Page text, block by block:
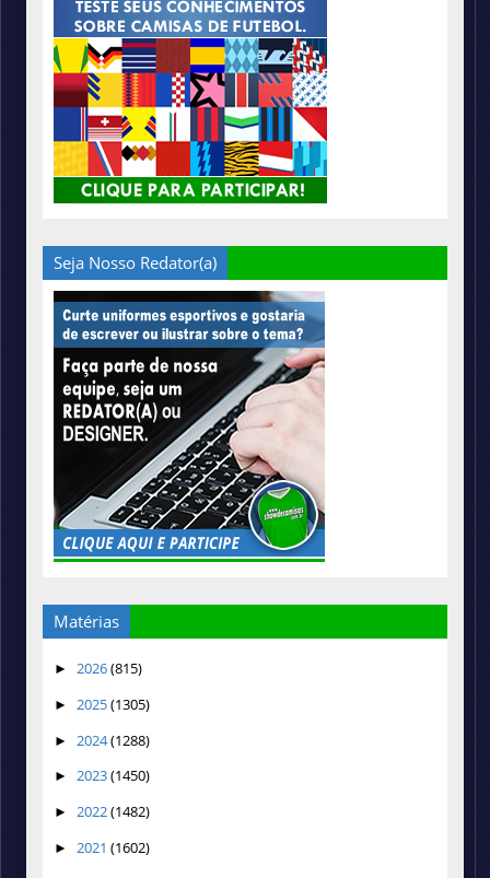
Seja Nosso Redator(a)
Matérias
► 2026(815)
► 2025(1305)
► 2024(1288)
► 2023(1450)
► 2022(1482)
► 2021 (1602)